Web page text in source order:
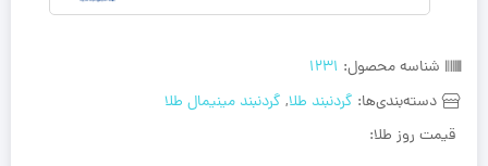
شناسه محصول: 1231
دسته‌بندی‌ها: گردنبند طلا, گردنبند مینیمال طلا
قیمت روز طلا: